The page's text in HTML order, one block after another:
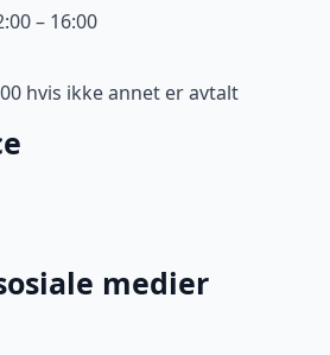
– 16:00
hvis ikke annet er avtalt
medier